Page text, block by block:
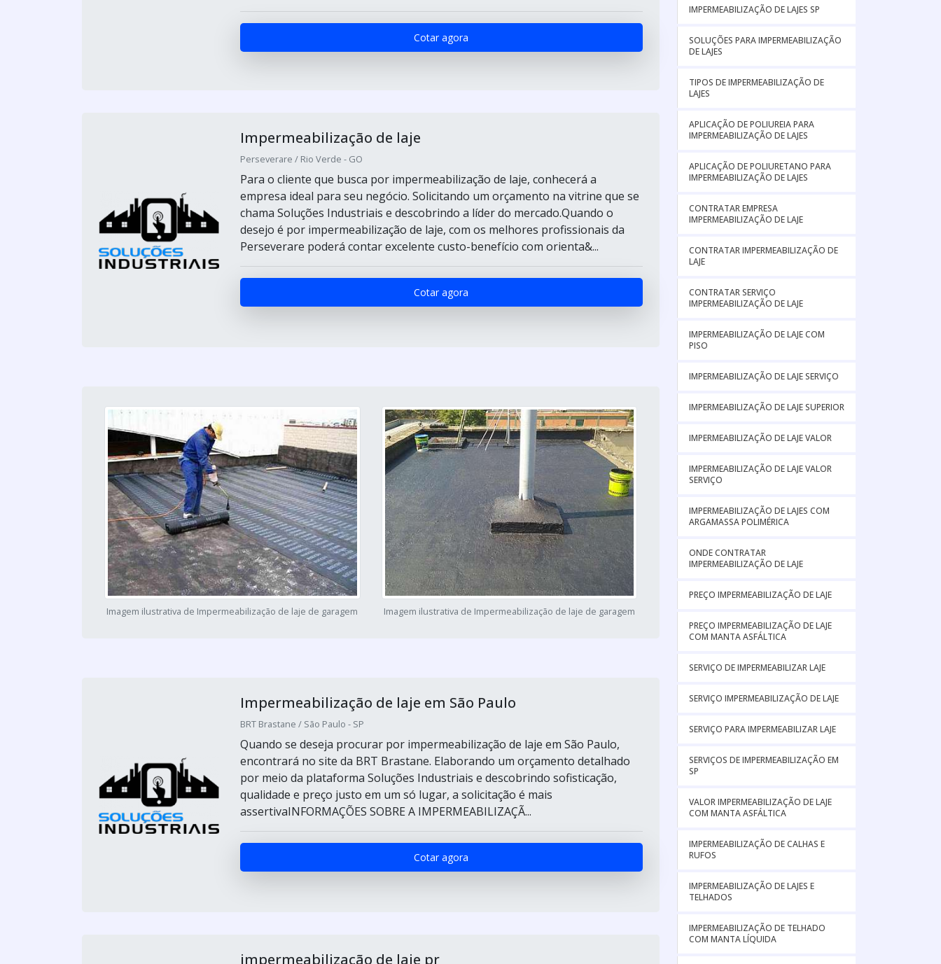
Cotar agora
Impermeabilização de laje
Perseverare / Rio Verde - GO
Para o cliente que busca por impermeabilização de laje, conhecerá a
empresa ideal para seu negócio. Solicitando um orçamento na vitrine que se
chama Soluções Industriais e descobrindo a líder do mercado.Quando o
desejo é por impermeabilização de laje, com os melhores profissionais da
Perseverare poderá contar excelente custo-benefício com orienta&...
Cotar agora
Imagem ilustrativa de Impermeabilização de laje de garagem Imagem ilustrativa de Impermeabilização de laje de garagem
Impermeabilização de laje em São Paulo
BRT Brastane / São Paulo - SP
Quando se deseja procurar por impermeabilização de laje em São Paulo,
encontrará no site da BRT Brastane. Elaborando um orçamento detalhado
por meio da plataforma Soluções Industriais e descobrindo sofisticação,
qualidade e preço justo em um só lugar, a solicitação é mais
assertivaINFORMAÇÕES SOBRE A IMPERMEABILIZAÇÃ...
Cotar agora
impermeabilização de laje pr
IMPERMEABILIZAÇÃO DE LAJES SP
SOLUÇÕES PARA IMPERMEABILIZAÇÃO
DE LAJES
TIPOS DE IMPERMEABILIZAÇÃO DE
LAJES
APLICAÇÃO DE POLIUREIA PARA
IMPERMEABILIZAÇÃO DE LAJES
APLICAÇÃO DE POLIURETANO PARA
IMPERMEABILIZAÇÃO DE LAJES
CONTRATAR EMPRESA
IMPERMEABILIZAÇÃO DE LAJE
CONTRATAR IMPERMEABILIZAÇÃO DE
LAJE
CONTRATAR SERVIÇO
IMPERMEABILIZAÇÃO DE LAJE
IMPERMEABILIZAÇÃO DE LAJE COM
PISO
IMPERMEABILIZAÇÃO DE LAJE SERVIÇO
IMPERMEABILIZAÇÃO DE LAJE SUPERIOR
IMPERMEABILIZAÇÃO DE LAJE VALOR
IMPERMEABILIZAÇÃO DE LAJE VALOR
SERVIÇO
IMPERMEABILIZAÇÃO DE LAJES COM
ARGAMASSA POLIMÉRICA
ONDE CONTRATAR
IMPERMEABILIZAÇÃO DE LAJE
PREÇO IMPERMEABILIZAÇÃO DE LAJE
PREÇO IMPERMEABILIZAÇÃO DE LAJE
COM MANTA ASFÁLTICA
SERVIÇO DE IMPERMEABILIZAR LAJE
SERVIÇO IMPERMEABILIZAÇÃO DE LAJE
SERVIÇO PARA IMPERMEABILIZAR LAJE
SERVIÇOS DE IMPERMEABILIZAÇÃO EM
SP
VALOR IMPERMEABILIZAÇÃO DE LAJE
COM MANTA ASFÁLTICA
IMPERMEABILIZAÇÃO DE CALHAS E
RUFOS
IMPERMEABILIZAÇÃO DE LAJES E
TELHADOS
IMPERMEABILIZAÇÃO DE TELHADO
COM MANTA LÍQUIDA